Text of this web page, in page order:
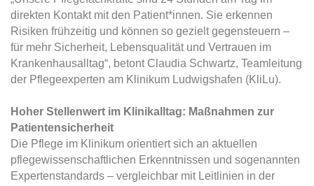
direkten Kontakt mit den Patient*innen. Sie erkennen
Risiken frühzeitig und können so gezielt gegensteuern –
für mehr Sicherheit, Lebensqualität und Vertrauen im
Krankenhausalltag“, betont Claudia Schwartz, Teamleitung
der Pflegeexperten am Klinikum Ludwigshafen (KliLu).
Hoher Stellenwert im Klinikalltag: Maßnahmen zur
Patientensicherheit
Die Pflege im Klinikum orientiert sich an aktuellen
pflegewissenschaftlichen Erkenntnissen und sogenannten
Expertenstandards – vergleichbar mit Leitlinien in der